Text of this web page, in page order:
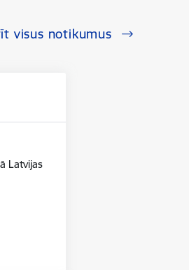
visus notikumus
Latvijas